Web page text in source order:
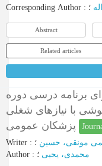
Corresponding Author : ؛
Abstract
Related articles
برنامه درسی دوره
با نیازهای شغلی
Writer : مونقی، حسین
Author : محمدی، یحیی ؛